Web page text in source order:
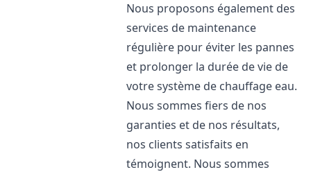
Nous proposons également des
services de maintenance
régulière pour éviter les pannes
et prolonger la durée de vie de
votre système de chauffage eau.
Nous sommes fiers de nos
garanties et de nos résultats,
nos clients satisfaits en
témoignent. Nous sommes